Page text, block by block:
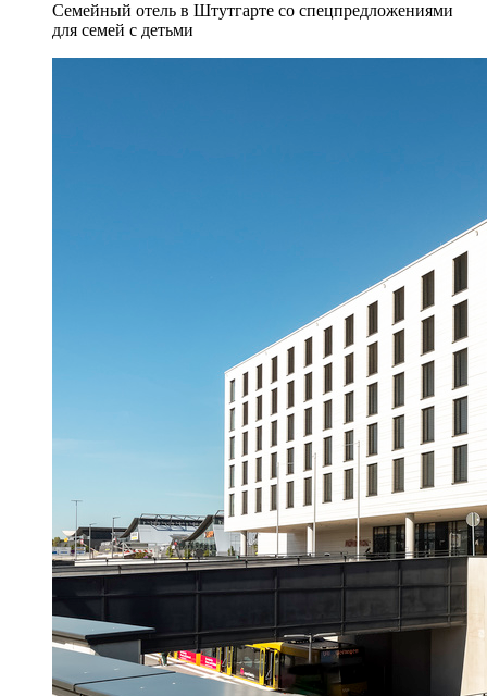
Семейный отель в Штутгарте со спецпредложениями
для семей с детьми